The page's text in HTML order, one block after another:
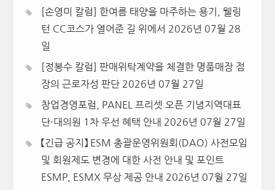
[손영미 칼럼] 한여름 태양을 마주하는 용기, 웰링
턴 CC코스가 열어준 길 위에서 2026년 07월 28
일
[정봉수 칼럼] 판매위탁계약을 체결한 명품매장 점
장의 근로자성 판단 2026년 07월 27일
창업경영포럼, PANEL 프리셋 오픈 기념지역대표
단·대의원 1차 우선 혜택 안내 2026년 07월 27일
【긴급 공지】 ESM 총괄운영위원회(DAO) 사전모임
및 회원제도 변경에 대한 사전 안내 및 포인트
ESMP, ESMX 무상 제공 안내 2026년 07월 27일